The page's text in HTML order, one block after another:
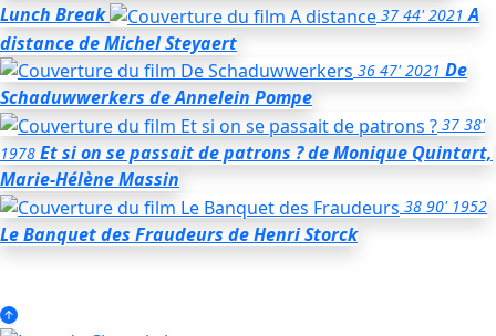
Lunch Break 37 44' 2021 A
distancede Michel Steyaert
36 47' 2021 De
Schaduwwerkers de Annelein Pompe
37 38'
1978 Et si on se passait de patrons ?de Monique Quintart,
Marie-Hélène Massin
38 90' 1952
Le Banquet des Fraudeurs de Henri Storck